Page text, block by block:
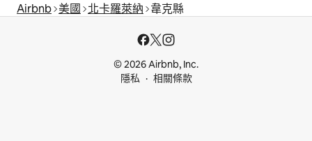
Airbnb 美國 北卡羅萊納 韋克縣
© 2026 Airbnb, Inc.
隱私
相關條款